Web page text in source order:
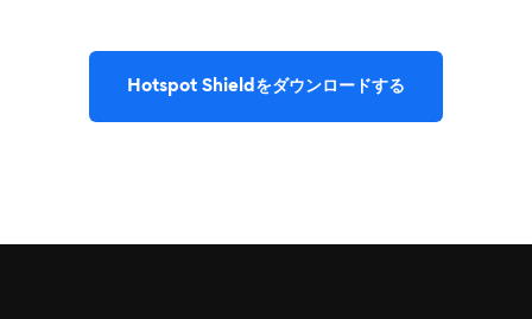
Hotspot Shieldをダウンロードする